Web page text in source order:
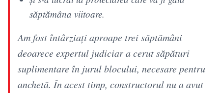
săptămâna viitoare.
Am fost întârziați aproape trei săptămâni
deoarece expertul judiciar a cerut săpături
suplimentare în jurul blocului, necesare pentru
anchetă. În acest timp, constructorul nu a avut